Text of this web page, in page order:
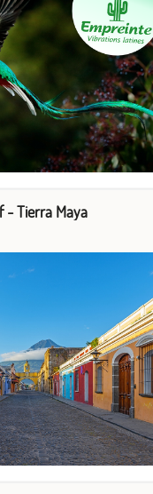
- Tierra Maya